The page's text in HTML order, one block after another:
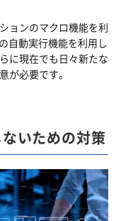
ョンのマクロ機能を利
自動実行機能を利用し
に現在でも日々新たな
が必要です。
いための対策